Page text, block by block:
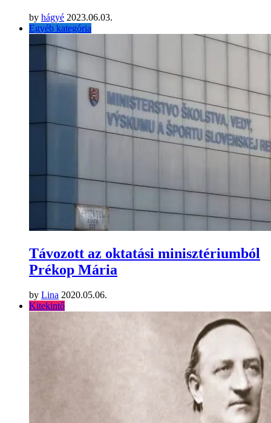
by hágyé 2023.06.03.
Egyéb kategória
Távozott az oktatási minisztériumból
Prékop Mária
by Lina 2020.05.06.
Kitekintő